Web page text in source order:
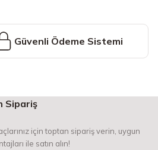
Güvenli Ödeme Sistemi
Sipariş
için toptan sipariş verin, uygun
ile satın alın!